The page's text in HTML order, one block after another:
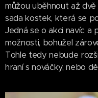
můžou uběhnout až
sada kostek, která se
Jedná se o akci navíc a
možnosti, bohužel
Tohle tedy nebude
hraní s nováčky, nebo